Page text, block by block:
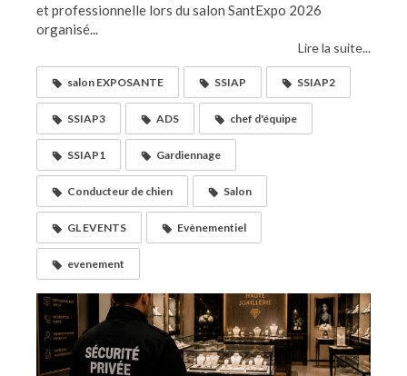
et professionnelle lors du salon SantExpo 2026
organisé...
Lire la suite...
salon EXPOSANTE SSIAP SSIAP2
SSIAP3 ADS chef d'équipe
SSIAP1 Gardiennage
Conducteur de chien Salon
GL EVENTS Evènementiel
evenement